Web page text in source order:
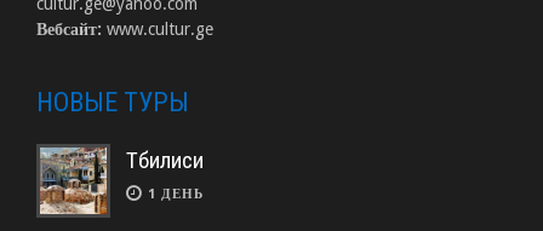
cultur.ge@yahoo.com
Вебсайт: www.cultur.ge
НОВЫЕ ТУРЫ
Тбилиси
1 ДЕНЬ